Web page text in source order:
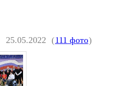
25.05.2022 (111 фото)